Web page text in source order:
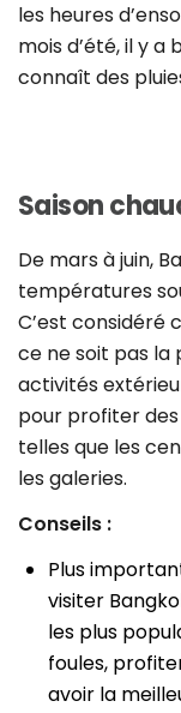
les heures
mois d’été, il y
connaît des
Saison
De mars à juin,
températures
C’est considéré
ce ne soit pas la
activités
pour profiter
telles que les
les galeries.
Conseils :
Plus
visiter
les plus
foules,
avoir la